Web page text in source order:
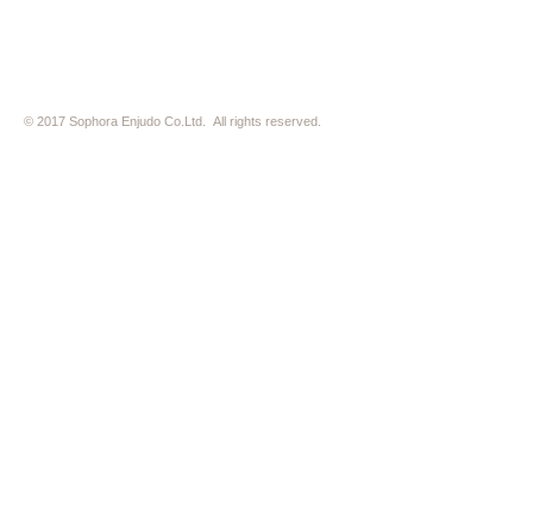
© 2017 Sophora Enjudo Co.Ltd. All rights reserved.